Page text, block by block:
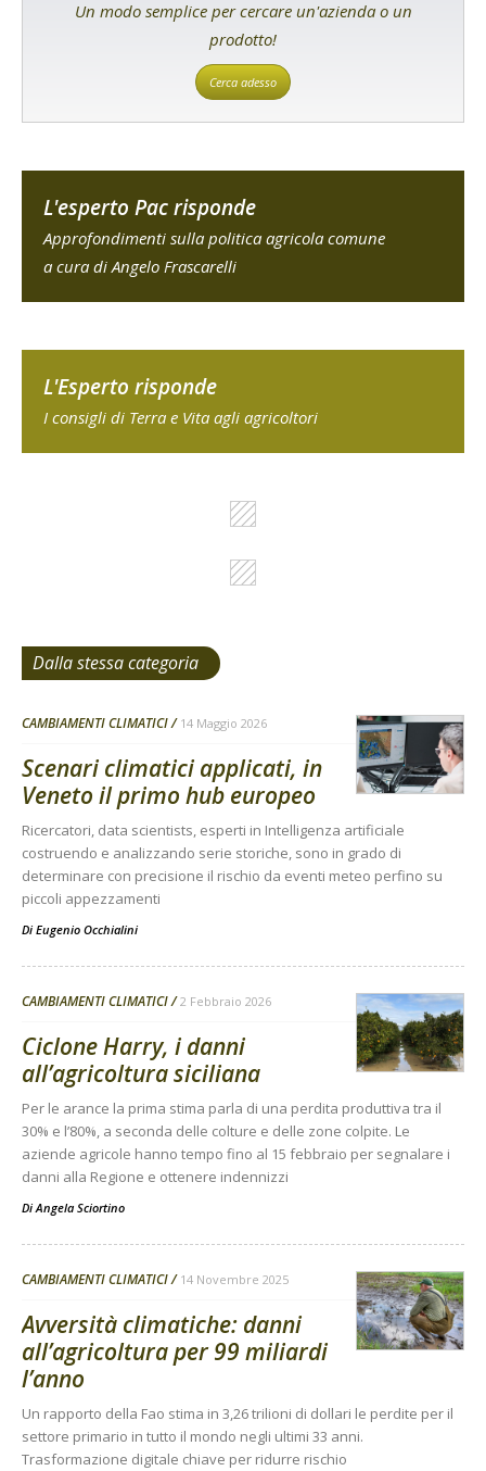
Un modo semplice per cercare un'azienda o un
prodotto!
Cerca adesso
L'esperto Pac risponde
Approfondimenti sulla politica agricola comune
a cura di Angelo Frascarelli
L'Esperto risponde
I consigli di Terra e Vita agli agricoltori
Dalla stessa categoria
CAMBIAMENTI CLIMATICI 14 Maggio 2026
Scenari climatici applicati, in
Veneto il primo hub europeo
Ricercatori, data scientists, esperti in Intelligenza artificiale
costruendo e analizzando serie storiche, sono in grado di
determinare con precisione il rischio da eventi meteo perfino su
piccoli appezzamenti
Di Eugenio Occhialini
CAMBIAMENTI CLIMATICI 2 Febbraio 2026
Ciclone Harry, i danni
all’agricoltura siciliana
Per le arance la prima stima parla di una perdita produttiva tra il
30% e l’80%, a seconda delle colture e delle zone colpite. Le
aziende agricole hanno tempo fino al 15 febbraio per segnalare i
danni alla Regione e ottenere indennizzi
DiAngela Sciortino
CAMBIAMENTI CLIMATICI 14 Novembre 2025
Avversità climatiche: danni
all’agricoltura per 99 miliardi
l’anno
Un rapporto della Fao stima in 3,26 trilioni di dollari le perdite per il
settore primario in tutto il mondo negli ultimi 33 anni.
Trasformazione digitale chiave per ridurre rischio